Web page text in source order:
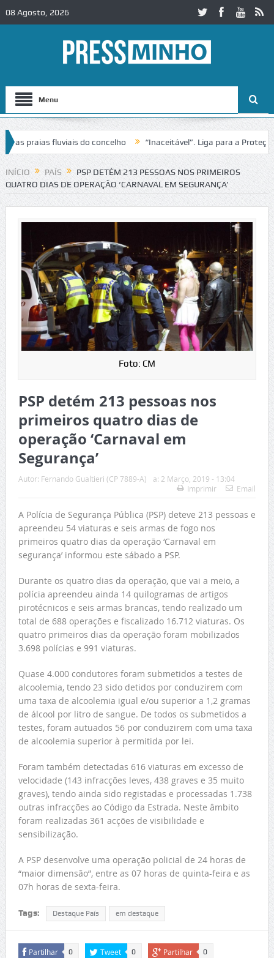
08 Agosto, 2026
Menu
fluviais do concelho “Inaceitável”. Liga para a Proteção da
de trânsito no IC2 em Alcobaça Igreja do Castelo de Cerveira
INÍCIO PAÍS
PSP DETÉM 213 PESSOAS NOS PRIMEIROS
QUATRO DIAS DE OPERAÇÃO ‘CARNAVAL EM SEGURANÇA’
Foto: CM
PSP detém 213 pessoas nos
primeiros quatro dias de
operação ‘Carnaval em
Segurança’
Autor: Fernando Gualtieri (CP 7889-A) a: 2 Março, 2019 - 13:04
Imprimir
Email
A Polícia de Segurança Pública (PSP) deteve 213 pessoas e
apreendeu 54 viaturas e seis armas de fogo nos
primeiros quatro dias da operação ‘Carnaval em
segurança’ informou este sábado a PSP.
Durante os quatro dias da operação, que vai a meio, a
polícia apreendeu ainda 14 quilogramas de artigos
pirotécnicos e seis armas brancas, tendo realizado um
total de 688 operações e fiscalizado 16.712 viaturas. Os
quatro primeiros dias da operação foram mobilizados
3.698 polícias e 991 viaturas.
Quase 4.000 condutores foram submetidos a testes de
alcoolemia, tendo 23 sido detidos por conduzirem com
uma taxa de alcoolemia igual e/ou superior a 1,2 gramas
de álcool por litro de sangue. De todos os submetidos a
testes, foram autuados 56 por conduzirem com uma taxa
de alcoolemia superior à permitida por lei.
Foram também detectadas 616 viaturas em excesso de
velocidade (143 infracções leves, 438 graves e 35 muito
graves), tendo ainda sido registadas e processadas 1.738
outras infracções ao Código da Estrada. Neste âmbito
foram realizadas 361 acções de visibilidade e
sensibilização.
A PSP desenvolve uma operação policial de 24 horas de
“maior dimensão”, entre as 07 horas de quinta-feira e as
07h horas de sexta-feira.
Tags: Destaque País em destaque
Partilhar 0 Tweet 0 Partilhar 0